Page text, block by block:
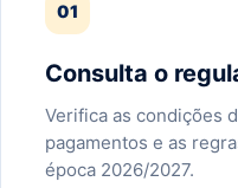
01
Consulta o
Verifica as condições
pagamentos e as
época 2026/2027.